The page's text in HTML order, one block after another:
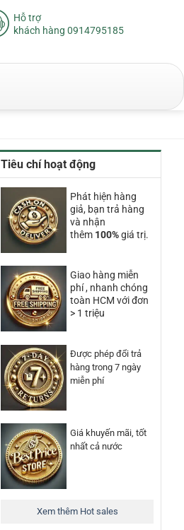
Hỗ trợ
khách hàng 0914795185
Tiêu chí hoạt động
Phát hiện hàng
giả, bạn trả hàng
và nhận
thêm 100%giá trị.
Giao hàng miễn
phí , nhanh chóng
toàn HCM với đơn
> 1 triệu
Được phép đổi trả
hàng trong 7 ngày
miễn phí
Giá khuyến mãi, tốt
nhất cả nước
Xem thêm Hot sales